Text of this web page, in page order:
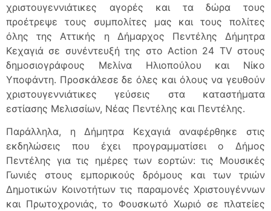
χριστουγεννιάτικες αγορές και τα δώρα τους
προέτρεψε τους συμπολίτες μας και τους πολίτες
όλης της Αττικής η Δήμαρχος Πεντέλης Δήμητρα
Κεχαγιά σε συνέντευξή της στο Action 24 TV στους
δημοσιογράφους Μελίνα Ηλιοπούλου και Νίκο
Υποφάντη. Προσκάλεσε δε όλες και όλους να γευθούν
χριστουγεννιάτικες γεύσεις στα καταστήματα
εστίασης Μελισσίων, Νέας Πεντέλης και Πεντέλης.
Παράλληλα, η Δήμητρα Κεχαγιά αναφέρθηκε στις
εκδηλώσεις που έχει προγραμματίσει ο Δήμος
Πεντέλης για τις ημέρες των εορτών: τις Μουσικές
Γωνιές στους εμπορικούς δρόμους και των τριών
Δημοτικών Κοινοτήτων τις παραμονές Χριστουγέννων
και Πρωτοχρονιάς, το Φουσκωτό Χωριό σε πλατείες